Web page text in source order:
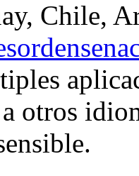
Chile,
otros